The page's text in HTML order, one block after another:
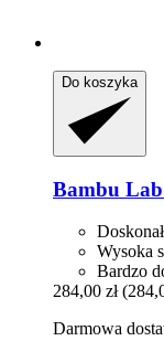
Do koszyka
Bambu Lab
Wysoka
Bardzo
284,00 zł
Darmowa